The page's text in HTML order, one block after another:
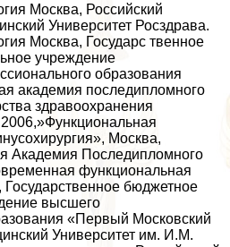
Москва, Российский
Университет Росздрава.
Москва, Государс твенное
учреждение
образования
академия последипломного
здравоохранения
Москва,
Академия Последипломного
функциональная
Государственное бюджетное
высшего
«Первый Московский
Университет им. И.М.